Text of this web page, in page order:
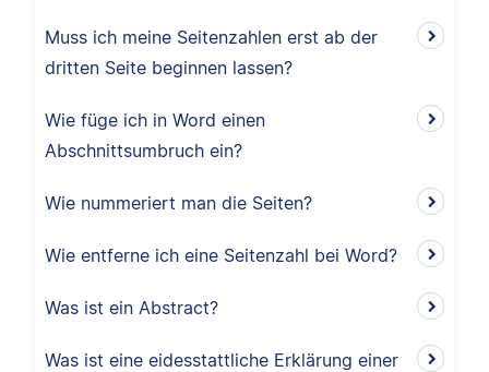
Muss ich meine Seitenzahlen erst ab der
dritten Seite beginnen lassen?
Wie füge ich in Word einen
Abschnittsumbruch ein?
Wie nummeriert man die Seiten?
Wie entferne ich eine Seitenzahl bei Word?
Was ist ein Abstract?
Was ist eine eidesstattliche Erklärung einer